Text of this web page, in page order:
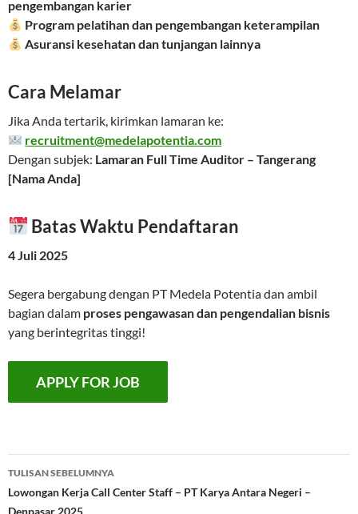
pengembangan karier
Program pelatihan dan pengembangan keterampilan
Asuransi kesehatan dan tunjangan lainnya
Cara Melamar
Jika Anda tertarik, kirimkan lamaran ke:
recruitment@medelapotentia.com
Dengan subjek: Lamaran Full Time Auditor – Tangerang
[Nama Anda]
Batas Waktu Pendaftaran
4 Juli 2025
Segera bergabung dengan PT Medela Potentia dan ambil
bagian dalam proses pengawasan dan pengendalian bisnis
yang berintegritas tinggi!
Navigasi
Tulisan
TULISAN SEBELUMNYA
Lowongan Kerja Call Center Staff – PT Karya Antara Negeri –